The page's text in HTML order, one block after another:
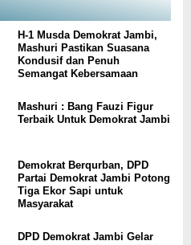
H-1 Musda Demokrat Jambi,
Mashuri Pastikan Suasana
Kondusif dan Penuh
Semangat Kebersamaan
Mashuri : Bang Fauzi Figur
Terbaik Untuk Demokrat Jambi
Demokrat Berqurban, DPD
Partai Demokrat Jambi Potong
Tiga Ekor Sapi untuk
Masyarakat
DPD Demokrat Jambi Gelar